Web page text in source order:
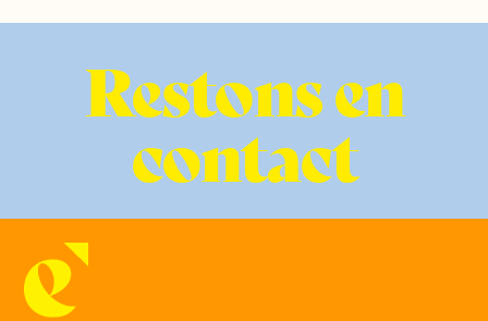
Restons en
contact